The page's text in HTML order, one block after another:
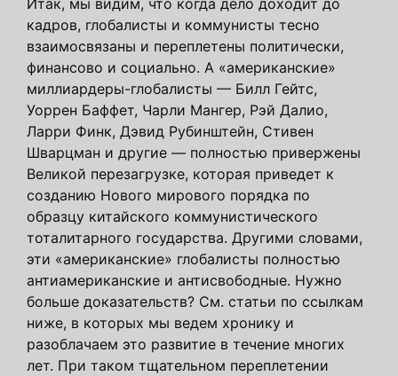
кадров, глобалисты и коммунисты тесно
взаимосвязаны и переплетены политически,
финансово и социально. А «американские»
миллиардеры-глобалисты — Билл Гейтс,
Уоррен Баффет, Чарли Мангер, Рэй Далио,
Ларри Финк, Дэвид Рубинштейн, Стивен
Шварцман и другие — полностью привержены
Великой перезагрузке, которая приведет к
созданию Нового мирового порядка по
образцу китайского коммунистического
тоталитарного государства. Другими словами,
эти «американские» глобалисты полностью
антиамериканские и антисвободные. Нужно
больше доказательств? См. статьи по ссылкам
ниже, в которых мы ведем хронику и
разоблачаем это развитие в течение многих
лет. При таком тщательном переплетении